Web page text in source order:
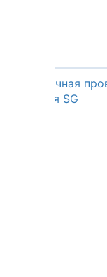
Сварочная
рядная SG